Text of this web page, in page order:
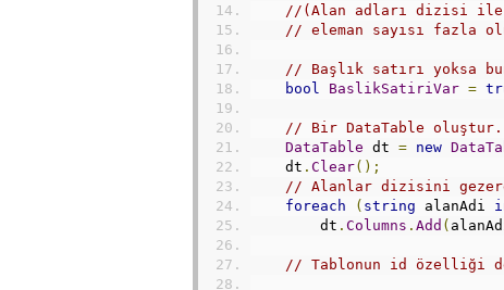
//(Alan adları dizisi ile
// eleman sayısı fazla
// Başlık satırı yoksa
bool
BaslikSatiriVar =
// Bir DataTable oluştur.
DataTable dt = new
    dt
. Clear();
// Alanlar dizisini
foreach
( string alanAdi
        dt
. Columns . Add (
// Tablonun id özelliği